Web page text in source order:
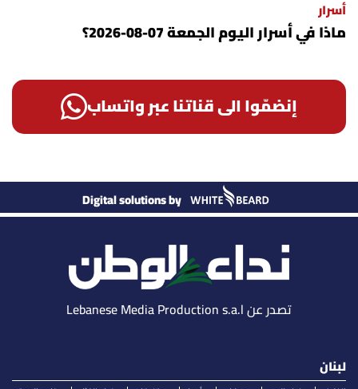
أسرار
ماذا في أسرار اليوم الجمعة 07-08-2026؟
إنضمّوا الى قناتنا عبر واتساب
Digital solutions by
تصدر عن Lebanese Media Production s.a.l
لبنان